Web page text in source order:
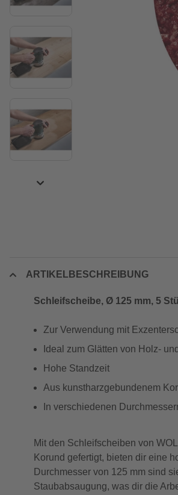
ARTIKELBESCHREIBUNG
Schleifscheibe, Ø 125 mm, 5
Zur Verwendung mit
Ideal zum Glätten von Holz-
Hohe Standzeit
Aus kunstharzgebundenem
In verschiedenen
Mit den Schleifscheiben von
Korund gefertigt, bieten dir eine
Durchmesser von 125 mm sind
Staubabsaugung, was dir die